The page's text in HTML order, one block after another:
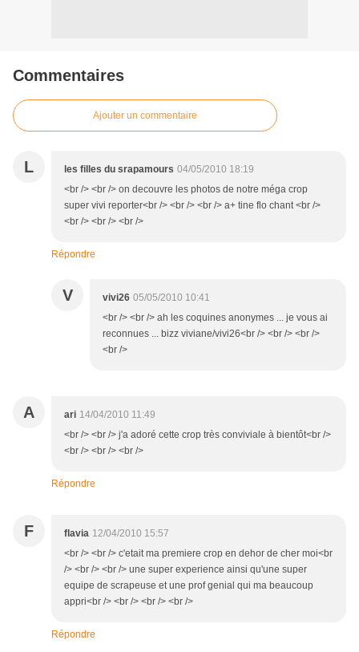
Commentaires
Ajouter un commentaire
L les filles du srapamours 04/05/2010 18:19
<br /> <br /> on decouvre les photos de notre méga crop
super vivi reporter<br /> <br /> <br /> a+ tine flo chant <br />
<br /> <br /> <br />
Répondre
V vivi26 05/05/2010 10:41
<br /> <br /> ah les coquines anonymes ... je vous ai
reconnues ... bizz viviane/vivi26<br /> <br /> <br />
<br />
A ari 14/04/2010 11:49
<br /> <br /> j'a adoré cette crop très conviviale à bientôt<br />
<br /> <br /> <br />
Répondre
F flavia 12/04/2010 15:57
<br /> <br /> c'etait ma premiere crop en dehor de cher moi<br
/> <br /> <br /> une super experience ainsi qu'une super
equipe de scrapeuse et une prof genial qui ma beaucoup
appri<br /> <br /> <br /> <br />
Répondre